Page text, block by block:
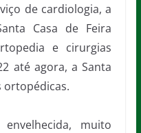
de cardiologia, a
Casa de Feira
e cirurgias
até agora, a Santa
ortopédicas.
muito